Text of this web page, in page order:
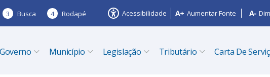
3 Busca 4 Rodapé Acessibilidade Aumentar Fonte
Governo Município Legislação Tributário Carta De